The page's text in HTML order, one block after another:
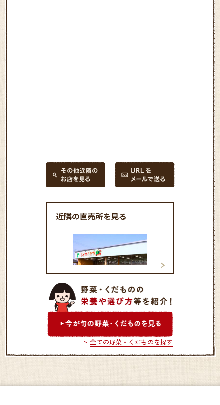
近隣の直売所を見る
あさば新鮮市 ミナクルふれあ
全ての野菜・くだものを探す